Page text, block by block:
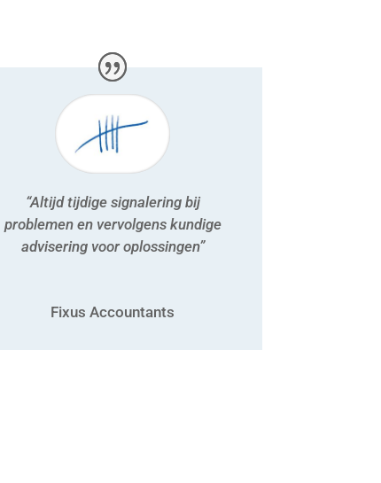
“Altijd tijdige signalering bij
problemen en vervolgens kundige
advisering voor oplossingen”
Fixus Accountants